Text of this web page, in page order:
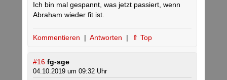
Ich bin mal gespannt, was jetzt passiert, wenn
Abraham wieder fit ist.
Kommentieren | Antworten | ⇑ Top
#16 fg-sge
04.10.2019 um 09:32 Uhr